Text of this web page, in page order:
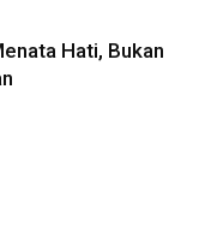
Hati, Bukan